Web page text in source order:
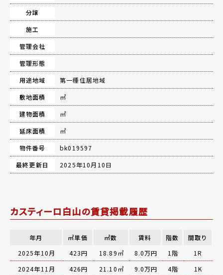
分譲
施工
管理会社
管理形態
用途地域
第一種住居地域
敷地面積
㎡
建物面積
㎡
延床面積
㎡
物件番号
bk019597
最終更新日
2025年10月10日
カスティーロ白山の賃貸掲載履歴
年月 ㎡単価 ㎡数 賃料 階数
間取り
2025年10月
423円 18.89㎡ 8.0万円 1階
1R
2024年11月
426円 21.10㎡ 9.0万円 4階
1K